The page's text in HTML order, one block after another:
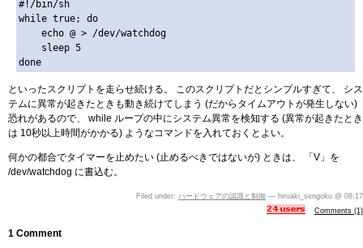
#!/bin/sh
while true; do
といったスクリプトを走らせ続ける。 このスクリプトだとシンプルすぎて、 シス
テムに異常が起きたときも動き続けてしまう (だからタイムアウトが発生しない)
恐れがあるので、 while ループの中にシステム異常を検知する (異常が起きたとき
は 10秒以上時間がかかる) ようなコマンドを入れておくとよい。
何かの都合でタイマーを止めたい (止めるべきではないが) ときは、 「V」を
/dev/watchdog に書込む。
Filed under: ハードウェアの認識と制御 — hiroaki_sengoku @ 08:17
Comments (1)
1 Comment